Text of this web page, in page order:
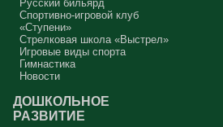
Русский бильярд
Спортивно-игровой клуб
«Ступени»
Стрелковая школа «Выстрел»
Игровые виды спорта
Гимнастика
Новости
ДОШКОЛЬНОЕ
РАЗВИТИЕ